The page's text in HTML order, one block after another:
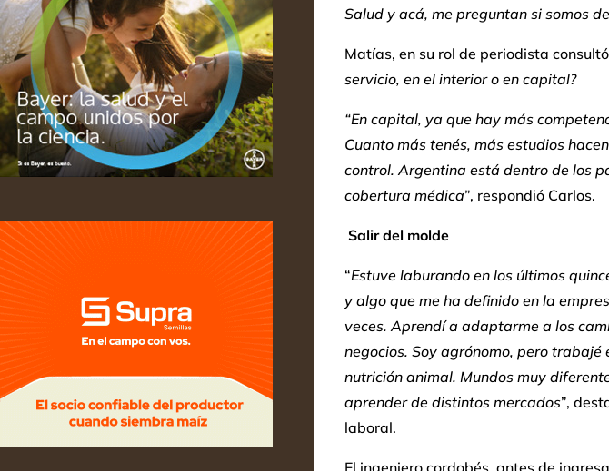
Salud y acá, me preguntan si somos
Matías, en su rol de periodista
servicio, en el interior o en capital?
“En capital, ya que hay más
Cuanto más tenés, más estudios
control. Argentina está dentro de los
cobertura médica”, respondió Carlos.
Salir del molde
“Estuve laburando en los últimos
y algo que me ha definido en la
veces. Aprendí a adaptarme a los
negocios. Soy agrónomo, pero
nutrición animal. Mundos muy
aprender de distintos mercados”,
laboral.